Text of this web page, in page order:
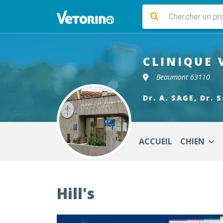
CLINIQUE
Beaumont 63110
Dr. A. SAGE, Dr.
ACCUEIL CHIEN
Hill's